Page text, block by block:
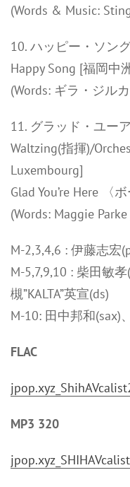
(Words & Music:
10. ハッピー・ソン
Happy Song [福岡中
(Words: ギラ・ジル
11. グラッド・ユー
Waltzing(指揮)/
Luxembourg]
Glad You’re Here 〈
(Words: Maggie
M-2,3,4,6 : 伊藤志宏
M-5,7,9,10 : 柴田敏
槻”KALTA”英宣(ds)
M-10: 田中邦和(sax)
FLAC
MP3 320